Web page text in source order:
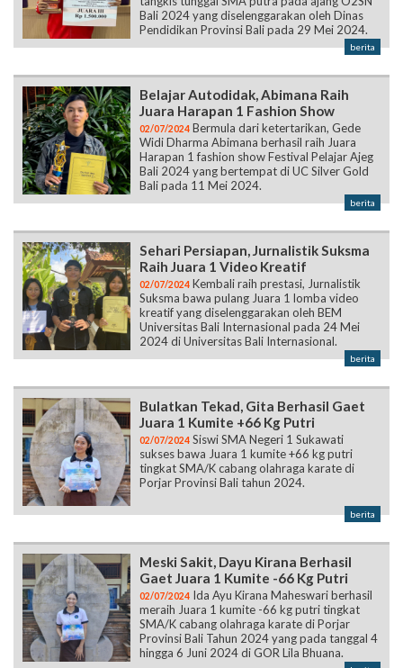
Belajar Autodidak, Abimana Raih
Juara Harapan 1 Fashion Show
Widi Dharma Abimana berhasil raih Juara
Harapan 1 fashion show Festival Pelajar Ajeg
Bali 2024 yang bertempat di UC Silver Gold
Bali pada 11 Mei 2024.
berita
Sehari Persiapan, Jurnalistik Suksma
Raih Juara 1 Video Kreatif
Suksma bawa pulang Juara 1 lomba video
kreatif yang diselenggarakan oleh BEM
Universitas Bali Internasional pada 24 Mei
2024 di Universitas Bali Internasional.
berita
Bulatkan Tekad, Gita Berhasil Gaet
Juara 1 Kumite +66 Kg Putri
sukses bawa Juara 1 kumite +66 kg putri
tingkat SMA/K cabang olahraga karate di
Porjar Provinsi Bali tahun 2024.
berita
Gaet Juara 1 Kumite -66 Kg Putri
meraih Juara 1 kumite -66 kg putri tingkat
SMA/K cabang olahraga karate di Porjar
Provinsi Bali Tahun 2024 yang pada tanggal 4
hingga 6 Juni 2024 di GOR Lila Bhuana.
berita
Persiapan Terbaik, Siswa/i Suksma